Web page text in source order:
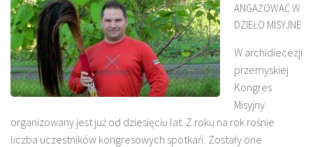
ANGAŻOWAĆ W
DZIEŁO MISYJNE
W archidiecezji
przemyskiej
Kongres
Misyjny
organizowany jest już od dziesięciu lat. Z roku na rok rośnie
liczba uczestników kongresowych spotkań. Zostały one